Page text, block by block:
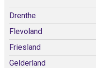
Drenthe
Flevoland
Friesland
Gelderland